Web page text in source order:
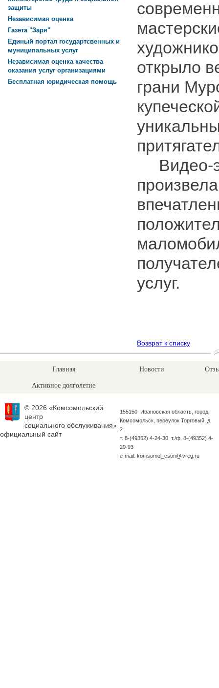
открыло
грани
Видео-
услуг.
Возврат к списку
защиты
Независимая оценка
Газета "Заря"
Единый портал государтсвенных и
муниципальных услуг
Независимая оценка качества
оказания услуг организациями
Бесплатная юридическая помощь
Главная Новости
Активное долголетие
© 2026 «Комсомольский
центр
социального обслуживания»
официальный сайт
155150 Ивановская область, город
Комсомольск, переулок Торговый, д.
2
т. 8-(49352) 4-24-30 т./ф. 8-(49352) 4-
20-93
e-mail: komsomol_cson@ivreg.ru